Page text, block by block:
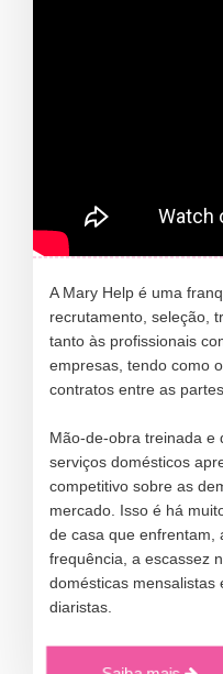
A Mary Help é uma
recrutamento, seleção,
tanto às profissionais
empresas, tendo como
contratos entre as partes.
Mão-de-obra treinada e
serviços domésticos
competitivo sobre as
mercado. Isso é há
de casa que enfrentam,
frequência, a escassez
domésticas mensalistas
diaristas.